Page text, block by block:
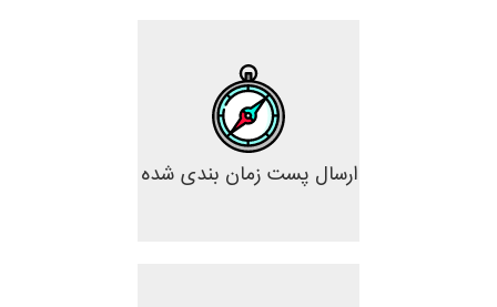
ارسال پست زمان بندی شده